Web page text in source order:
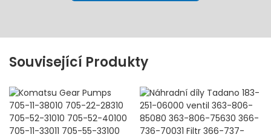
Související Produkty